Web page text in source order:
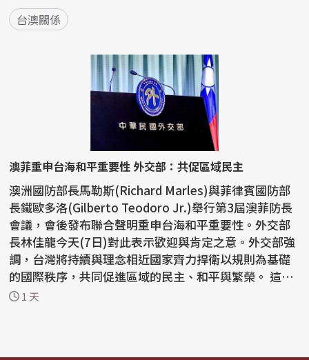
台澳關係
澳菲重申台海和平重要性 外交部：共促區域民主
澳洲國防部長馬勒斯(Richard Marles)與菲律賓國防部
長鐵歐多洛(Gilberto Teodoro Jr.)舉行第3屆澳菲防長
會議，會後發布聯合聲明重申台海和平重要性。外交部
長林佳龍今天(7日)對此表示歡迎與肯定之意。外交部強
調，台灣將持續與理念相近國家齊力捍衛以規則為基礎
的國際秩序，共同促進區域的民主、和平與繁榮。 這份
聯...1 天